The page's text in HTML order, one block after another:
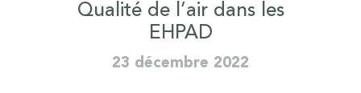
Qualité de l’air dans les
EHPAD
23 décembre 2022